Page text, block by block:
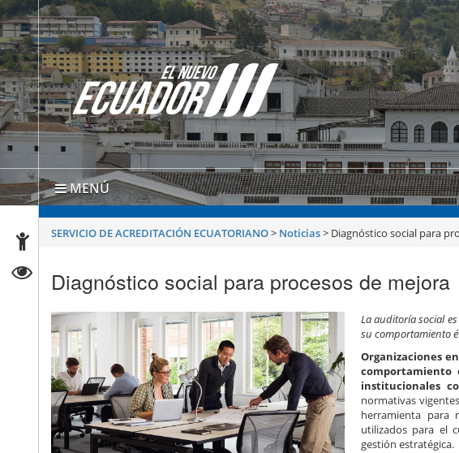
MENÚ
SERVICIO DE ACREDITACIÓN ECUATORIANO> Noticias> Diagnóstico social para
Diagnóstico social para procesos de mejora
La auditoría social
su comportamiento
Organizaciones
comportamiento
institucionales
normativas
herramienta para
utilizados para el
gestión estratégica.